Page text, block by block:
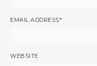
EMAIL ADDRESS*
WEBSITE